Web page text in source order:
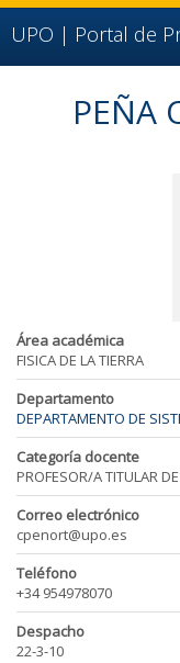
Ir al contenido
Ir a la cabecera de la
Ir al pie de la página
Ir al menú principal
UPO | Portal de
PEÑA
Área académica
FISICA DE LA TIERRA
Departamento
DEPARTAMENTO DE
Categoría docente
PROFESOR/A TITULAR
Correo electrónico
cpenort@upo.es
Teléfono
+34 954978070
Despacho
22-3-10